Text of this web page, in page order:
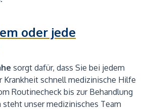
oder jede
sorgt dafür, dass Sie bei jedem
Krankheit schnell medizinische Hilfe
Routinecheck bis zur Behandlung
steht unser medizinisches Team